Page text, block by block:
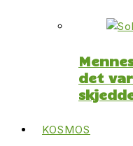
det
KOSMOS